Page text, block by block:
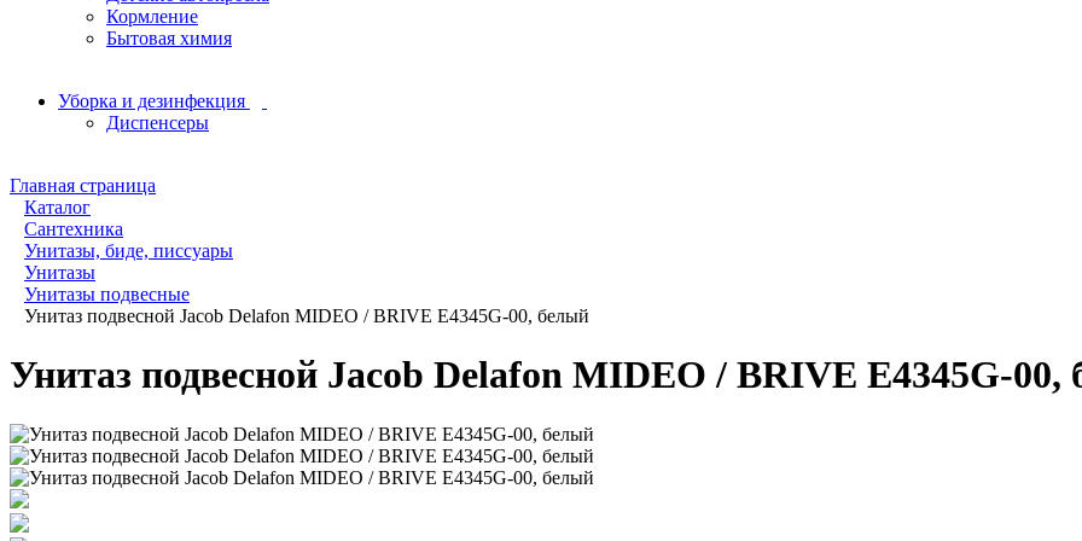
Кормление
Бытовая химия
Уборка и дезинфекция
Диспенсеры
Главная страница
Каталог
Сантехника
Унитазы, биде, писсуары
Унитазы
Унитазы подвесные
Унитаз подвесной Jacob Delafon MIDEO / BRIVE E4345G-00, белый
Унитаз подвесной Jacob Delafon MIDEO / BRIVE E4345G-00,